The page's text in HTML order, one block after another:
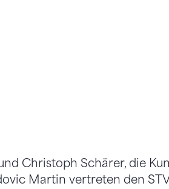
Christoph Schärer, die
Martin vertreten den